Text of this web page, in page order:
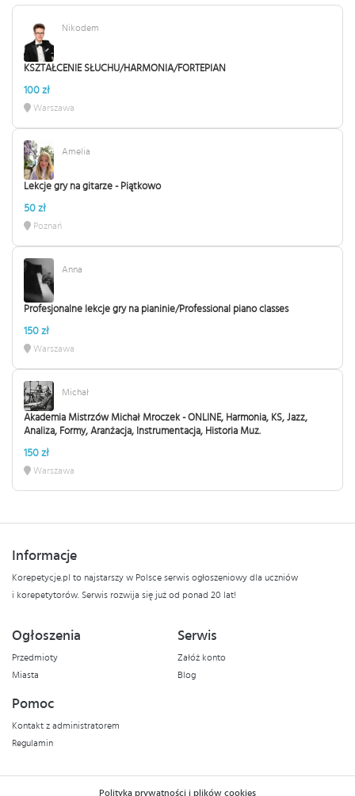
Nikodem
KSZTAŁCENIE SŁUCHU/HARMONIA/FORTEPIAN
100 zł
Warszawa
Amelia
Lekcje gry na gitarze - Piątkowo
50 zł
Poznań
Anna
Profesjonalne lekcje gry na pianinie/Professional piano classes
150 zł
Warszawa
Michał
Akademia Mistrzów Michał Mroczek - ONLINE, Harmonia, KS, Jazz,
Analiza, Formy, Aranżacja, Instrumentacja, Historia Muz.
150 zł
Warszawa
Informacje
Korepetycje.pl to najstarszy w Polsce serwis ogłoszeniowy dla uczniów
i korepetytorów. Serwis rozwija się już od ponad 20 lat!
Ogłoszenia
Przedmioty
Miasta
Serwis
Załóż konto
Blog
Pomoc
Kontakt z administratorem
Regulamin
Polityka prywatności i plików cookies